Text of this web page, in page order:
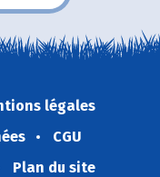
légales
CGU
Plan du site